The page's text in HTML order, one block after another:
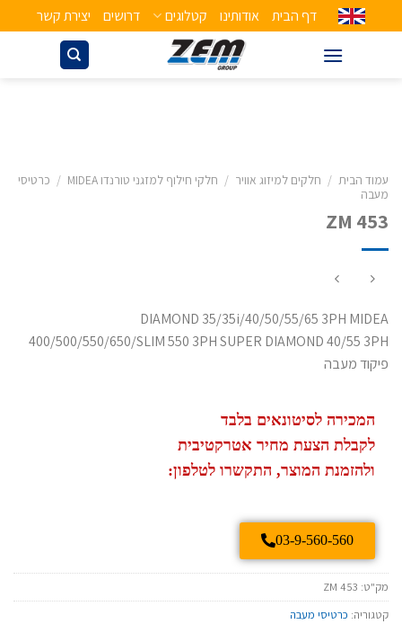
דף הבית אודותינו קטלוגים דרושים יצירת קשר
עמוד הבית / חלקים למיזוג אוויר / חלקי חילוף למזגני טורנדו MIDEA / כרטיסי
מעבה
ZM 453
DIAMOND 35/35i/40/50/55/65 3PH MIDEA
400/500/550/650/SLIM 550 3PH SUPER DIAMOND 40/55 3PH
פיקוד מעבה
המכירה לסיטונאים בלבד
לקבלת הצעת מחיר אטרקטיבית
ולהזמנת המוצר, התקשרו לטלפון:
03-9-560-560
מק"ט: ZM 453
קטגוריה: כרטיסי מעבה